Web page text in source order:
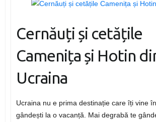
Cernăuți și cetățile
Camenița și Hotin
Ucraina
Ucraina nu e prima destinație care îți vine
gândești la o vacanță. Mai degrabă te